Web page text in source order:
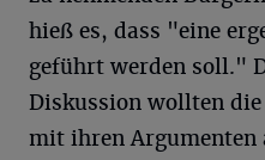
hieß es, dass "eine
geführt werden soll."
Diskussion wollten
mit ihren Argumenten